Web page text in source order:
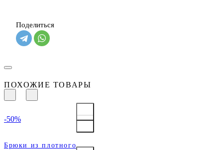
Поделиться
ПОХОЖИЕ ТОВАРЫ
Брюки из плотного
-50%